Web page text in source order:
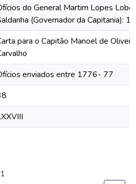
do General Martim Lopes Lobo
(Governador da Capitania):
para o Capitão Manoel de
enviados entre 1776- 77